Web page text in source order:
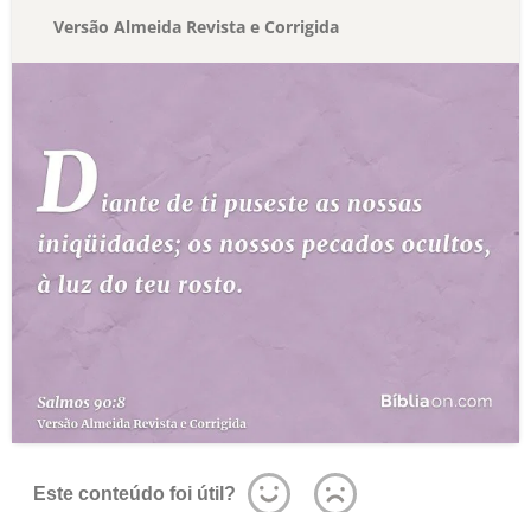
Versão Almeida Revista e Corrigida
Este conteúdo foi útil?